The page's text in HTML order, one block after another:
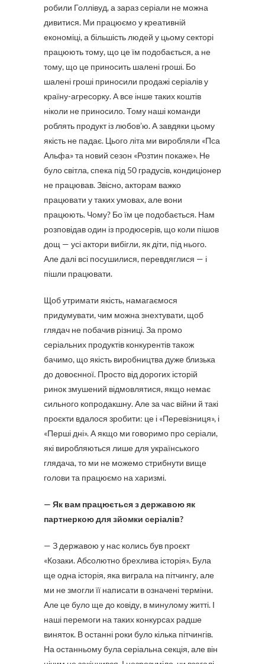
робили Голлівуд, а зараз серіали не можна
дивитися. Ми працюємо у креативній
економіці, а більшість людей у цьому секторі
працюють тому, що це їм подобається, а не
тому, що це приносить шалені гроші. Бо
шалені гроші приносили продажі серіалів у
країну-агресорку. А все інше таких коштів
ніколи не приносило. Тому наші команди
роблять продукт із любов’ю. А завдяки цьому
якість не падає. Цього літа ми виробляли «Пса
Альфа» та новий сезон «Розтин покаже». Не
було світла, спека під 50 градусів, кондиціонер
не працював. Звісно, акторам важко
працювати у таких умовах, але вони
працюють. Чому? Бо їм це подобається. Нам
розповідав один із продюсерів, що коли пішов
дощ — усі актори вибігли, як діти, під нього.
Але далі всі посушилися, перевдяглися — і
пішли працювати.
Щоб утримати якість, намагаємося
придумувати, чим можна знехтувати, щоб
глядач не побачив різниці. За промо
серіальних продуктів конкурентів також
бачимо, що якість виробництва дуже близька
до довоєнної. Просто від дорогих історій
ринок змушений відмовлятися, якщо немає
сильного копродакшну. Але за час війни й такі
проєкти вдалося зробити: це і «Перевізниця», і
«Перші дні». А якщо ми говоримо про серіали,
які виробляються лише для українського
глядача, то ми не можемо стрибнути вище
голови та працюємо на харизмі.
— Як вам працюється з державою як
партнеркою для зйомки серіалів?
— З державою у нас колись був проєкт
«Козаки. Абсолютно брехлива історія». Була
ще одна історія, яка виграла на пітчингу, але
ми не змогли її написати в означені терміни.
Але це було ще до ковіду, в минулому житті. І
наші перемоги на таких конкурсах радше
виняток. В останні роки було кілька пітчингів.
На останньому була серіальна секція, але він